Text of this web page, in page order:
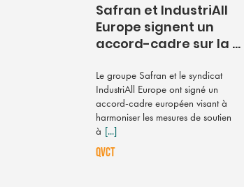
Safran et IndustriAll
Europe signent un
accord-cadre sur la ...
Le groupe Safran et le syndicat
IndustriAll Europe ont signé un
accord-cadre européen visant à
harmoniser les mesures de soutien
à [...]
QVCT